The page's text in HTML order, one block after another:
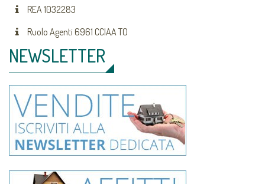
REA 1032283
Ruolo Agenti 6961 CCIAA TO
NEWSLETTER